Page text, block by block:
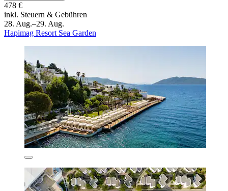
478 €
inkl. Steuern & Gebühren
28. Aug.–29. Aug.
Hapimag Resort Sea Garden